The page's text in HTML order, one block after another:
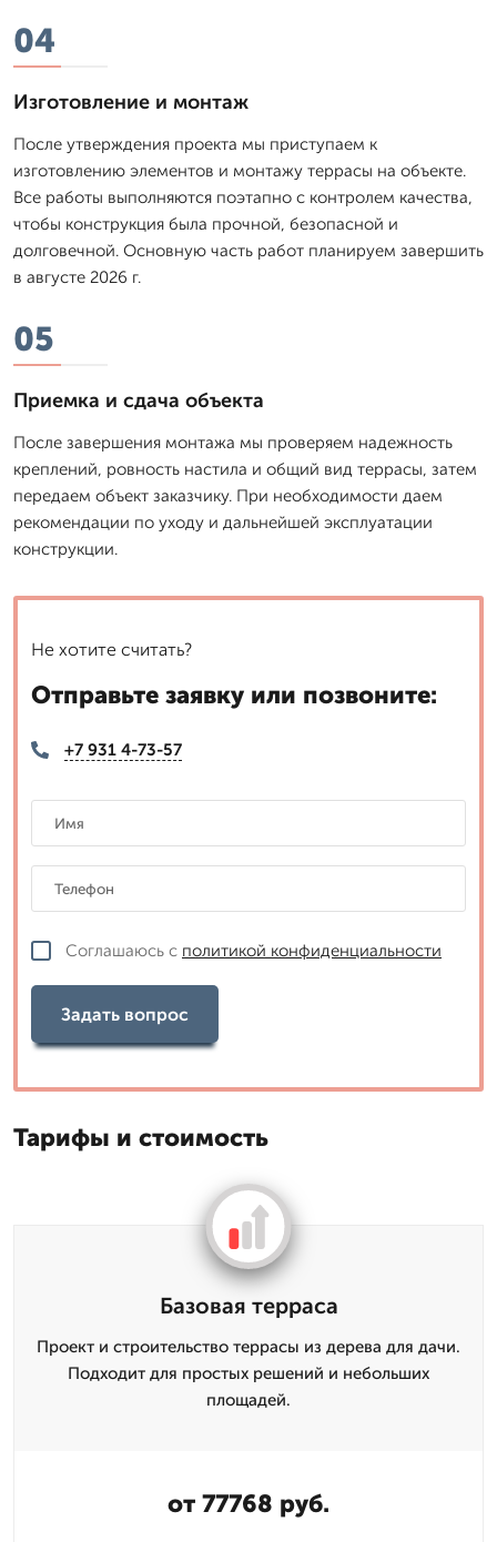
04
Изготовление и монтаж
После утверждения проекта мы приступаем к
изготовлению элементов и монтажу террасы на объекте.
Все работы выполняются поэтапно с контролем качества,
чтобы конструкция была прочной, безопасной и
долговечной. Основную часть работ планируем завершить
в августе 2026 г.
05
Приемка и сдача объекта
После завершения монтажа мы проверяем надежность
креплений, ровность настила и общий вид террасы, затем
передаем объект заказчику. При необходимости даем
рекомендации по уходу и дальнейшей эксплуатации
конструкции.
Не хотите считать?
Отправьте заявку или позвоните:
+7 931 4-73-57
Соглашаюсь с политикой конфиденциальности
Задать вопрос
Тарифы и стоимость
Базовая терраса
Проект и строительство террасы из дерева для дачи.
Подходит для простых решений и небольших
площадей.
от 77768 руб.